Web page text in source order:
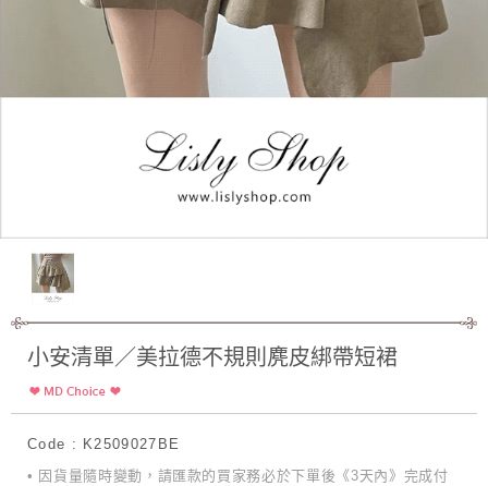
小安清單／美拉德不規則麂皮綁帶短裙
Code : K2509027BE
• 因貨量隨時變動，請匯款的買家務必於下單後《3天內》完成付